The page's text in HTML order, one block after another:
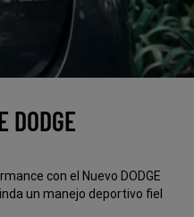
DODGE
con el Nuevo DODGE
un manejo deportivo fiel